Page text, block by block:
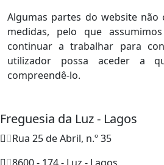
Algumas partes do website não
medidas, pelo que
continuar a trabalhar para
utilizador possa aceder a
compreendê-lo.
Freguesia da Luz - Lagos
Rua 25 de Abril, n.º 35